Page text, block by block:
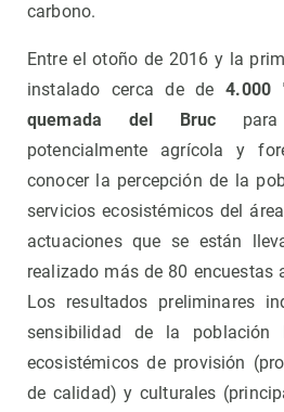
carbono.
Entre el otoño de 2016 y la
instalado cerca de de4.000
quemada del Bruc para
potencialmente agrícola y
conocer la percepción de la
servicios ecosistémicos del
actuaciones que se están
realizado más de 80 encuestas
Los resultados preliminares
sensibilidad de la población
ecosistémicos de provisión
de calidad) y culturales